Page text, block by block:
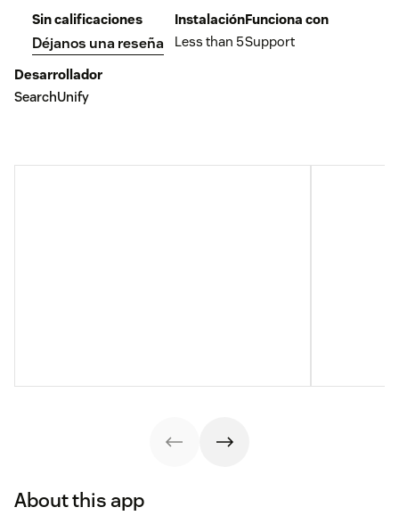
Sin calificaciones
Déjanos una reseña
Instalación
Less than 5
Funciona con
Support
Desarrollador
SearchUnify
About this app